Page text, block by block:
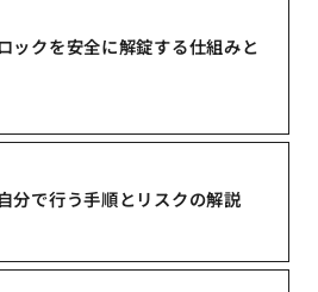
ックを安全に解錠する仕組みと
分で行う手順とリスクの解説